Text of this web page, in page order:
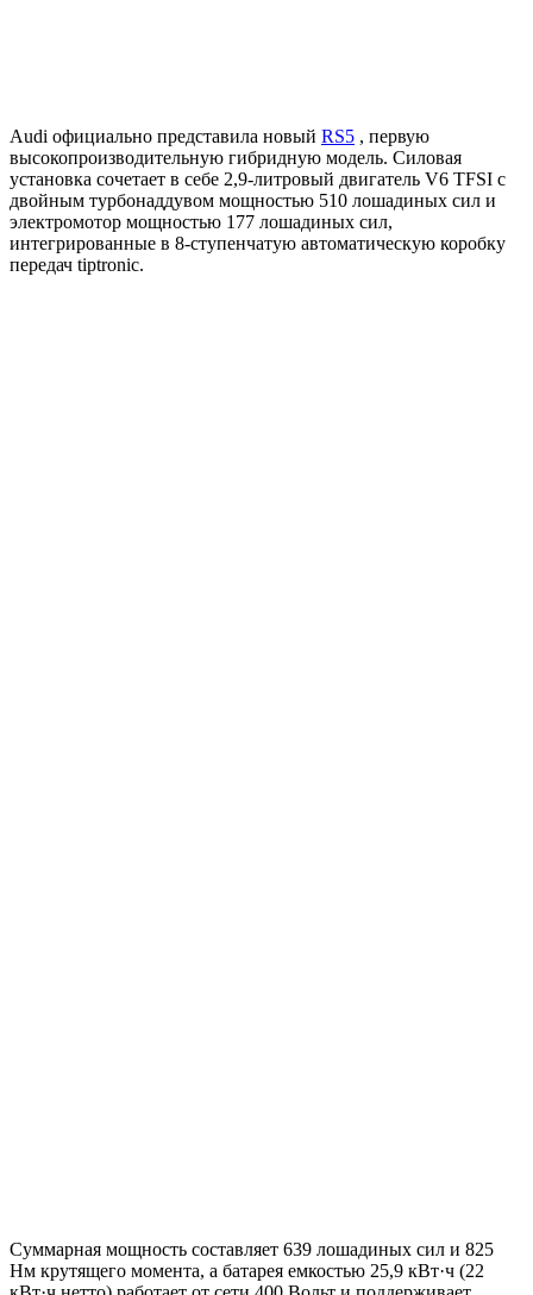
Audi официально представила новый RS5 , первую
высокопроизводительную гибридную модель. Силовая
установка сочетает в себе 2,9-литровый двигатель V6 TFSI с
двойным турбонаддувом мощностью 510 лошадиных сил и
электромотор мощностью 177 лошадиных сил,
интегрированные в 8-ступенчатую автоматическую коробку
передач tiptronic.
Суммарная мощность составляет 639 лошадиных сил и 825
Нм крутящего момента, а батарея емкостью 25,9 кВт·ч (22